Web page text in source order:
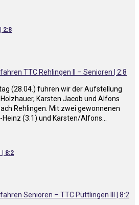
2:8
(28.04.) fuhren wir der Aufstellung
Karsten Jacob und Alfons
Rehlingen. Mit zwei gewonnenen
(3:1) und Karsten/Alfons…
8:2